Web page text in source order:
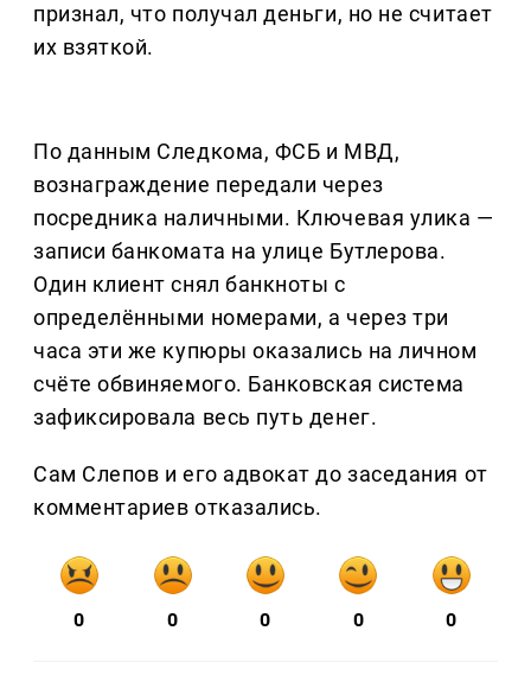
признал, что получал деньги, но не считает
их взяткой.
По данным Следкома, ФСБ и МВД,
вознаграждение передали через
посредника наличными. Ключевая улика —
записи банкомата на улице Бутлерова.
Один клиент снял банкноты с
определёнными номерами, а через три
часа эти же купюры оказались на личном
счёте обвиняемого. Банковская система
зафиксировала весь путь денег.
Сам Слепов и его адвокат до заседания от
комментариев отказались.
0 0 0 0 0